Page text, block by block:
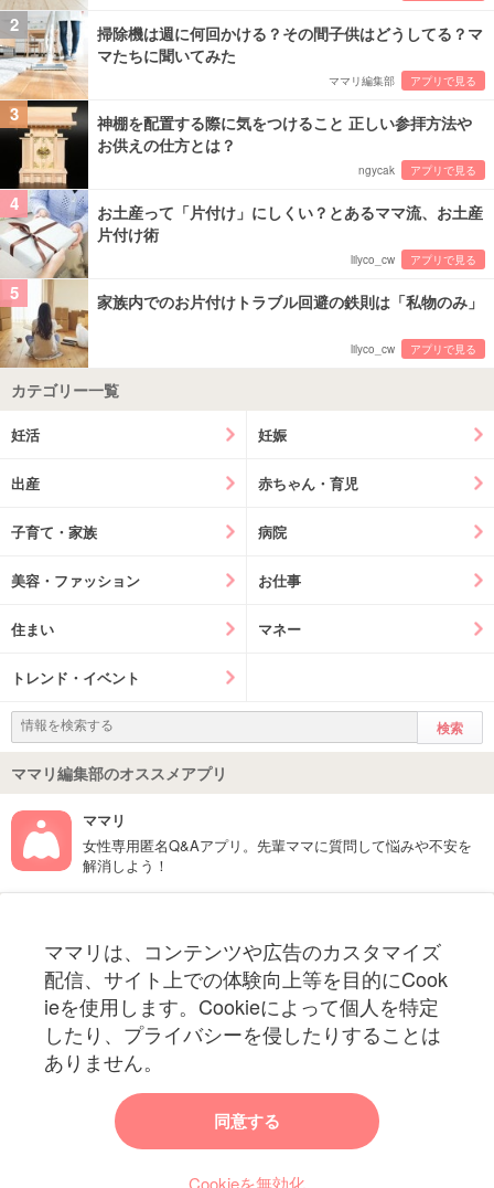
2
掃除機は週に何回かける？その間子供はどうしてる？マ
マたちに聞いてみた
ママリ編集部 アプリで見る
3
神棚を配置する際に気をつけること 正しい参拝方法や
お供えの仕方とは？
ngycak アプリで見る
4
お土産って「片付け」にしくい？とあるママ流、お土産
片付け術
lilyco_cw アプリで見る
5 家族内でのお片付けトラブル回避の鉄則は「私物のみ」
lilyco_cw アプリで見る
カテゴリー一覧
妊活 妊娠
出産 赤ちゃん・育児
子育て・家族 病院
美容・ファッション お仕事
住まい マネー
トレンド・イベント
ママリ編集部のオススメアプリ
ママリ
女性専用匿名Q&Aアプリ。先輩ママに質問して悩みや不安を
解消しよう！
ママリは、コンテンツや広告のカスタマイズ
配信、サイト上での体験向上等を目的にCook
ieを使用します。Cookieによって個人を特定
したり、プライバシーを侵したりすることは
ありません。
同意する
Cookieを無効化
妊娠〜子育て中のお役立ち情報を配信中
ママリからのお知らせ
今ママリで読みたい記事は何ですか？